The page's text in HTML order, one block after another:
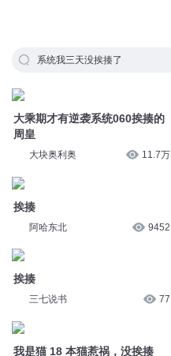
系统我三天没挨揍了
大乘期才有逆袭系统060挨揍的
周皇
大块奥利奥 11.7万
挨揍
阿哈东北 9452
挨揍
三七说书 77
我是猫 18 本猫惹祸，没挨揍